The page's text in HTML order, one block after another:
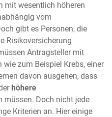
mit wesentlich höheren
vom
gibt es Personen, die
Risikoversicherung
Antragsteller mit
zum Beispiel Krebs, einer
davon ausgehen, dass
höhere
müssen. Doch nicht jede
Kriterien an. Hier einige